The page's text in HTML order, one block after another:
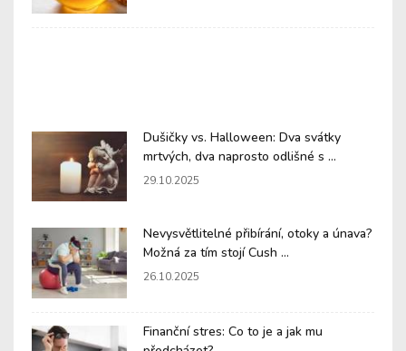
Dušičky vs. Halloween: Dva svátky
mrtvých, dva naprosto odlišné s ...
29.10.2025
Nevysvětlitelné přibírání, otoky a únava?
Možná za tím stojí Cush ...
26.10.2025
Finanční stres: Co to je a jak mu